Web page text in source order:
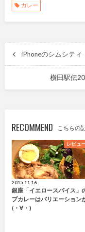
カレー
iPhoneのシムシテ
横田駅伝
RECOMMEND こちらの
レビュ
2015.11.16
銀座「イエロースパイス」
プカレーはバリエーション
(・∀・)